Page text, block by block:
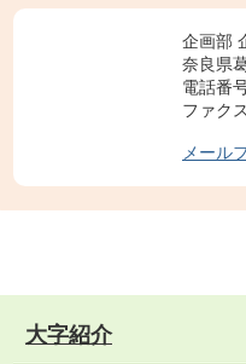
企画部
奈良県
電話番
ファク
メール
大字紹介